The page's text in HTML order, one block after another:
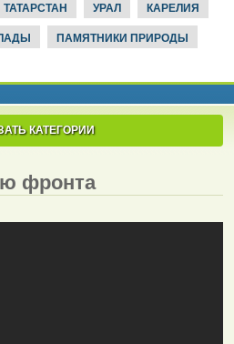
ТАТАРСТАН УРАЛ КАРЕЛИЯ
ПАМЯТНИКИ ПРИРОДЫ
КАТЕГОРИИ
фронта